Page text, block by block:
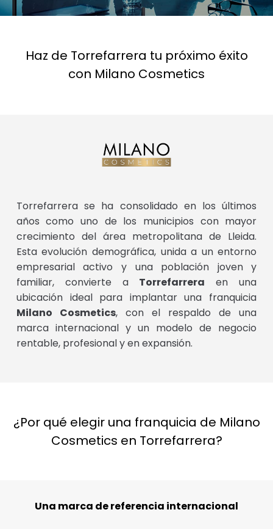
Haz de Torrefarrera tu próximo éxito
con Milano Cosmetics
Torrefarrera se ha consolidado en los últimos
años como uno de los municipios con mayor
crecimiento del área metropolitana de Lleida.
Esta evolución demográfica, unida a un entorno
empresarial activo y una población joven y
familiar, convierte a Torrefarrera en una
ubicación ideal para implantar una franquicia
Milano Cosmetics, con el respaldo de una
marca internacional y un modelo de negocio
rentable, profesional y en expansión.
¿Por qué elegir una franquicia de Milano
Cosmetics en Torrefarrera?
Una marca de referencia internacional